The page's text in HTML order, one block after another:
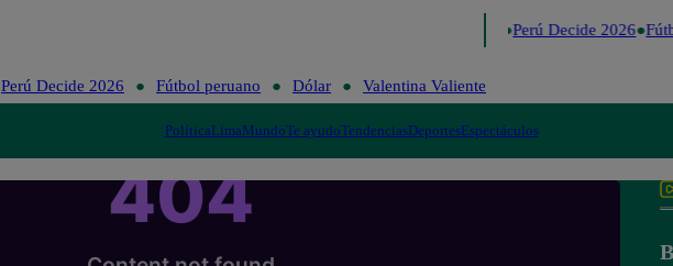
Perú Decide 2026
Perú Decide 2026 Fútbol peruano Dólar Valentina Valiente
PolíticaLimaMundoTe ayudoTendenciasDeportesEspectáculos